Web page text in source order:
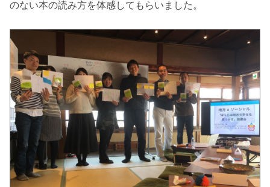
のない本の読み方を体感してもらいました。